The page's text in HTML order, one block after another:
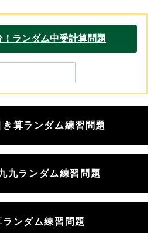
き算ランダム練習問題
九ランダム練習問題
ランダム練習問題